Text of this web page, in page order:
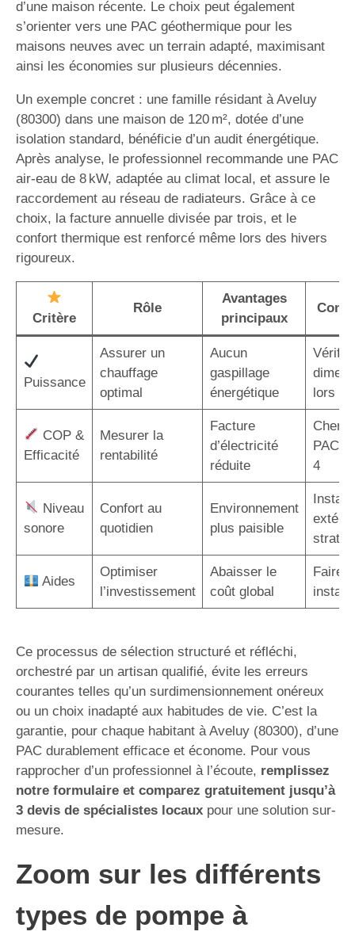
d’une maison récente. Le choix peut également
s’orienter vers une PAC géothermique pour les
maisons neuves avec un terrain adapté, maximisant
ainsi les économies sur plusieurs décennies.
Un exemple concret : une famille résidant à Aveluy
(80300) dans une maison de 120 m², dotée d’une
isolation standard, bénéficie d’un audit énergétique.
Après analyse, le professionnel recommande une PAC
air-eau de 8 kW, adaptée au climat local, et assure le
raccordement au réseau de radiateurs. Grâce à ce
choix, la facture annuelle divisée par trois, et le
confort thermique est renforcé même lors des hivers
rigoureux.
Critère
Rôle
Avantages
principaux
Puissance
Assurer un
chauffage
optimal
Aucun
gaspillage
énergétique
lors de
COP &
Efficacité
Mesurer la
rentabilité
Facture
d’électricité
réduite
PAC
4
Niveau
sonore
Confort au
quotidien
Environnement
plus paisible
Aides
Optimiser
l’investissement
Abaisser le
coût global
Faire
Ce processus de sélection structuré et réfléchi,
orchestré par un artisan qualifié, évite les erreurs
courantes telles qu’un surdimensionnement onéreux
ou un choix inadapté aux habitudes de vie. C’est la
garantie, pour chaque habitant à Aveluy (80300), d’une
PAC durablement efficace et économe. Pour vous
rapprocher d’un professionnel à l’écoute, remplissez
notre formulaire et comparez gratuitement jusqu’à
3 devis de spécialistes locaux pour une solution sur-
mesure.
Zoom sur les différents
types de pompe à